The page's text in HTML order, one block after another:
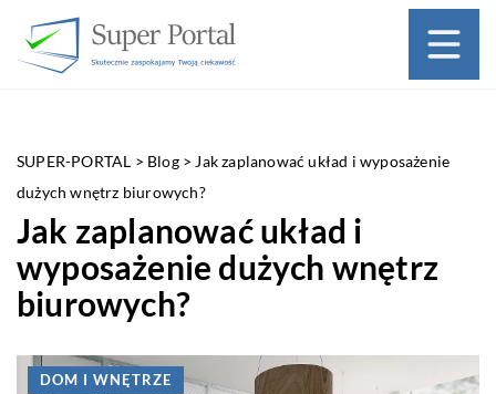
SUPER-PORTAL > Blog> Jak zaplanować układ i wyposażenie
dużych wnętrz biurowych?
Jak zaplanować układ i
wyposażenie dużych wnętrz
biurowych?
DOM I WNĘTRZE